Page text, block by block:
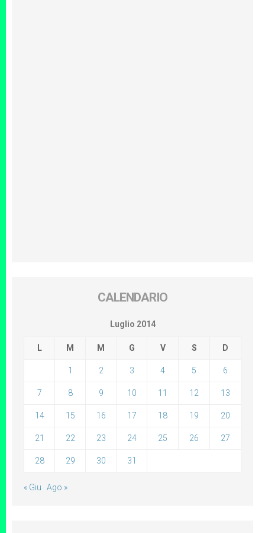
CALENDARIO
Luglio 2014
L M M G V S D
1 2 3 4 5 6
7 8 9 10 11 12 13
14 15 16 17 18 19 20
21 22 23 24 25 26 27
28 29 30 31
« Giu Ago »